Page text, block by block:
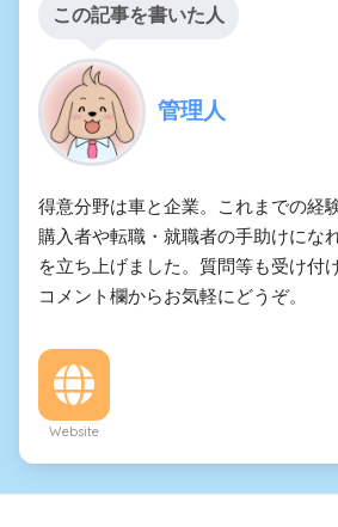
この記事を書いた人
管理人
得意分野は車と企業。これまでの経
購入者や転職・就職者の手助けにな
を立ち上げました。質問等も受け付
コメント欄からお気軽にどうぞ。
Website